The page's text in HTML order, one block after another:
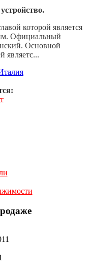
которой является
Официальный
Основной
являетс...